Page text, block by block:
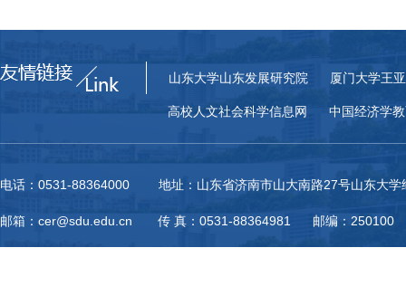
山东大学山东发展研究院 厦门大学王
高校人文社会科学信息网 中国经济学
电话：0531-88364000 地址：山东省济南市山大南路27号山东大学
邮箱：cer@sdu.edu.cn 传 真：0531-88364981 邮编：250100